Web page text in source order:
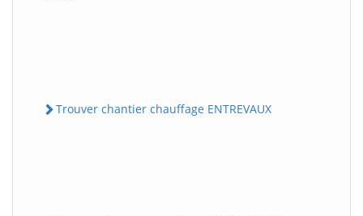
Trouver chantier chauffage ENTREVAUX